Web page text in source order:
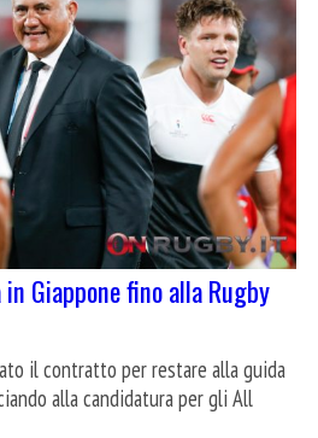
Giappone fino alla Rugby
il contratto per restare alla guida
alla candidatura per gli All